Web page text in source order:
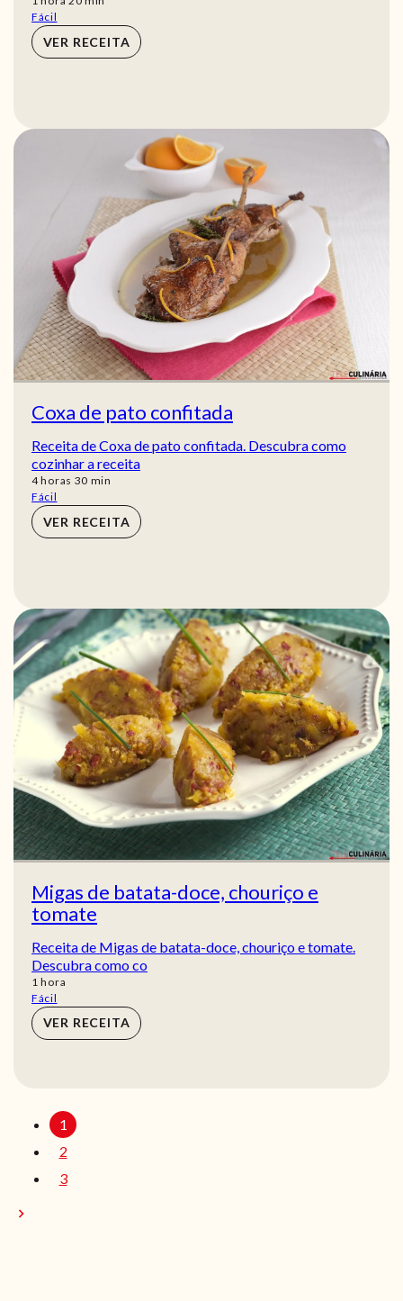
Fácil
VER RECEITA
Coxa de pato confitada
Receita de Coxa de pato confitada. Descubra como
cozinhar a receita
4horas
horas 30 min
min
Fácil
VER RECEITA
Migas de batata-doce, chouriço e
tomate
Receita de Migas de batata-doce, chouriço e tomate.
Descubra como co
1 hora
hora
Fácil
VER RECEITA
1
2
3